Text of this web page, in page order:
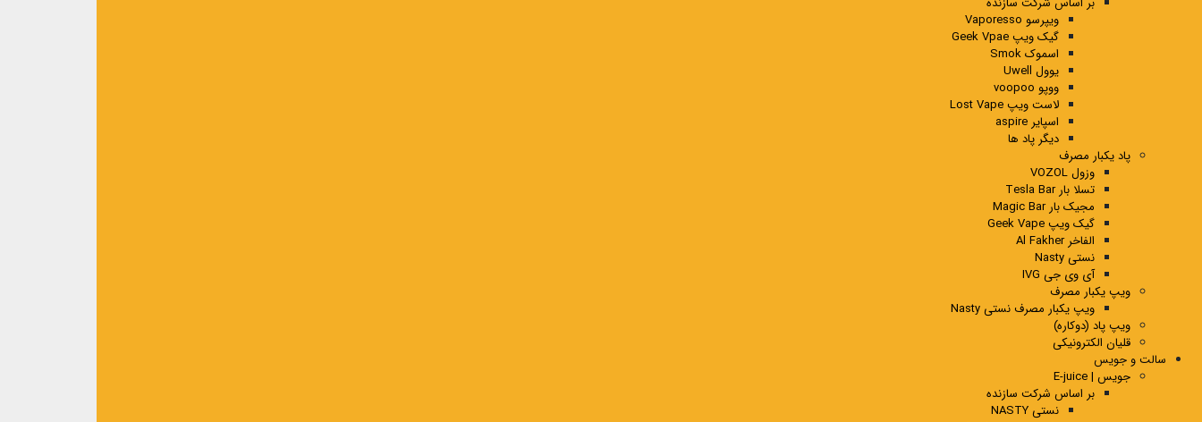
ویپرسو Vaporesso
گیک ویپ Geek Vpae
اسموک Smok
یوول Uwell
ووپو voopoo
لاست ویپ Lost Vape
اسپایر aspire
دیگر پاد ها
پاد یکبار مصرف
وزول VOZOL
تسلا بار Tesla Bar
مجیک بار Magic Bar
گیک ویپ Geek Vape
الفاخر Al Fakher
نستی Nasty
آی وی جی IVG
ویپ یکبار مصرف
ویپ یکبار مصرف نستی Nasty
ویپ پاد (دوکاره)
قلیان الکترونیکی
سالت و جویس
جویس | E-juice
بر اساس شرکت سازنده
نستی NASTY